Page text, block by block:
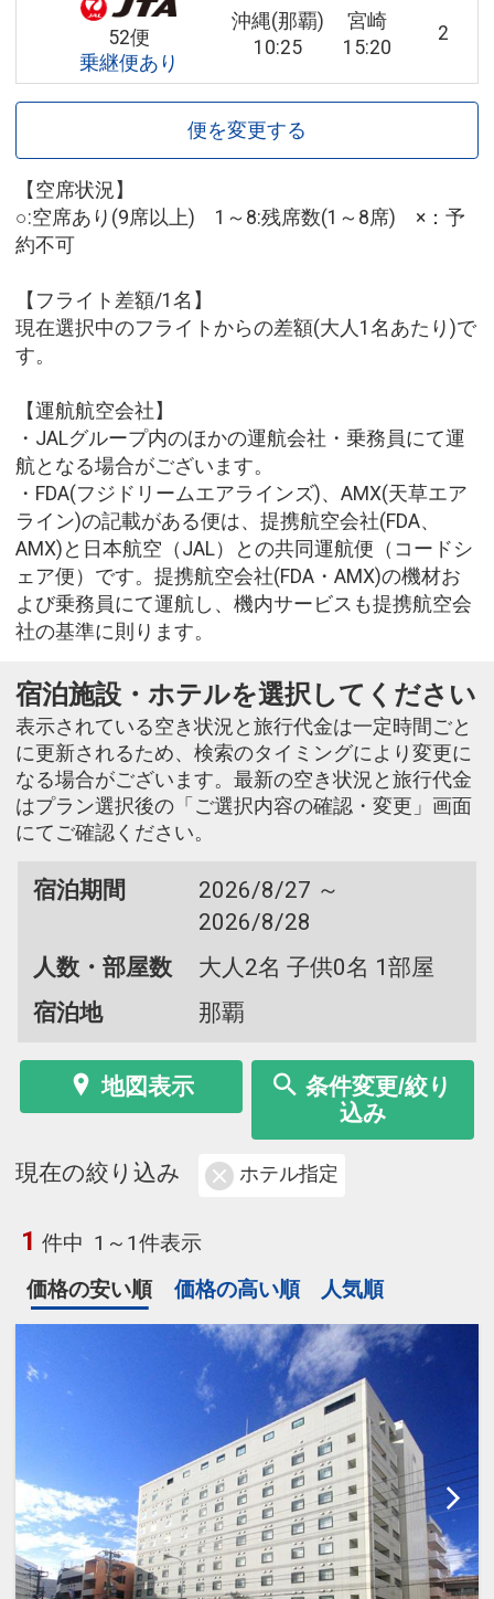
52便
乗継便あり
沖縄(那覇)
10:25
宮崎
15:20
2
便を変更する
【空席状況】
○:空席あり(9席以上) 1～8:残席数(1～8席) ×：予
約不可
【フライト差額/1名】
現在選択中のフライトからの差額(大人1名あたり)で
す。
【運航航空会社】
・JALグループ内のほかの運航会社・乗務員にて運
航となる場合がございます。
・FDA(フジドリームエアラインズ)、AMX(天草エア
ライン)の記載がある便は、提携航空会社(FDA、
AMX)と日本航空（JAL）との共同運航便（コードシ
ェア便）です。提携航空会社(FDA・AMX)の機材お
よび乗務員にて運航し、機内サービスも提携航空会
社の基準に則ります。
宿泊施設・ホテルを選択してください
表示されている空き状況と旅行代金は一定時間ごと
に更新されるため、検索のタイミングにより変更に
なる場合がございます。最新の空き状況と旅行代金
はプラン選択後の「ご選択内容の確認・変更」画面
にてご確認ください。
宿泊期間
2026/8/27 ～
2026/8/28
人数・部屋数
大人2名 子供0名 1部屋
宿泊地
那覇
地図表示
条件変更/絞り
込み
現在の絞り込み ホテル指定
1 件中 1～1件表示
価格の安い順
価格の高い順 人気順